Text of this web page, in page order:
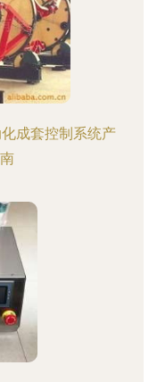
成套控制系统产